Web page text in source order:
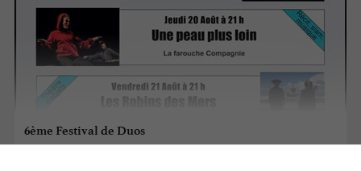
6ème Festival de Duos